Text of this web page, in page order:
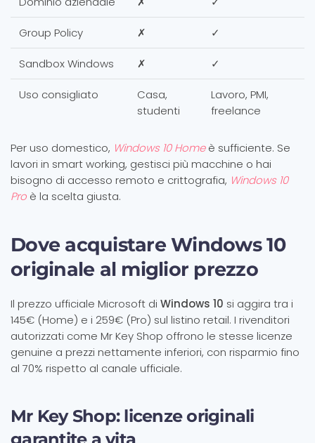
Group Policy ✗ ✓
Sandbox Windows ✗ ✓
Uso consigliato
Casa,
studenti
Lavoro, PMI,
freelance
Per uso domestico, Windows 10 Homeè sufficiente. Se
lavori in smart working, gestisci più macchine o hai
bisogno di accesso remoto e crittografia, Windows 10
Pro è la scelta giusta.
Dove acquistare Windows 10
originale al miglior prezzo
Il prezzo ufficiale Microsoft di Windows 10 si aggira tra i
145€ (Home) e i 259€ (Pro) sul listino retail. I rivenditori
autorizzati come Mr Key Shop offrono le stesse licenze
genuine a prezzi nettamente inferiori, con risparmio fino
al 70% rispetto al canale ufficiale.
Mr Key Shop: licenze originali